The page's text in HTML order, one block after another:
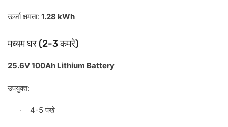
ऊर्जा क्षमता: 1.28 kWh
मध्यम घर (2-3कमरे)
25.6V 100Ah Lithium Battery
उपयुक्त:
· 4-5पंखे